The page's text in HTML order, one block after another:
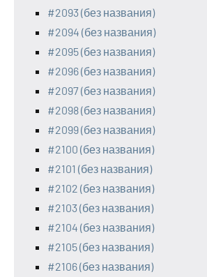
#2093 (без названия)
#2094 (без названия)
#2095 (без названия)
#2096 (без названия)
#2097 (без названия)
#2098 (без названия)
#2099 (без названия)
#2100 (без названия)
#2101 (без названия)
#2102 (без названия)
#2103 (без названия)
#2104 (без названия)
#2105 (без названия)
#2106 (без названия)